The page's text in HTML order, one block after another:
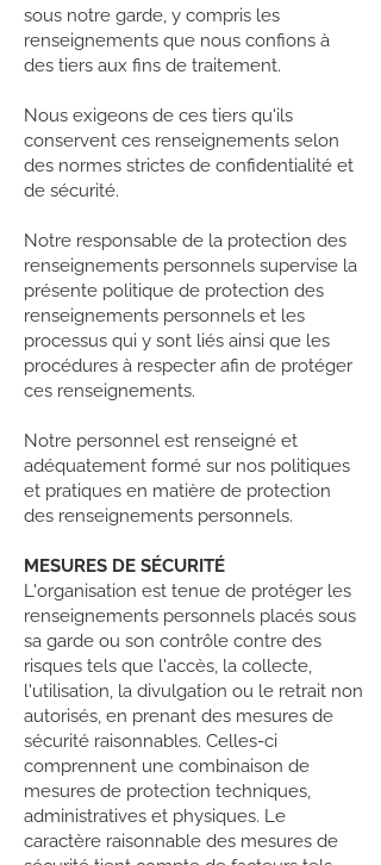
sous notre garde, y compris les
renseignements que nous confions à
des tiers aux fins de traitement.
Nous exigeons de ces tiers qu'ils
conservent ces renseignements selon
des normes strictes de confidentialité et
de sécurité.
Notre responsable de la protection des
renseignements personnels supervise la
présente politique de protection des
renseignements personnels et les
processus qui y sont liés ainsi que les
procédures à respecter afin de protéger
ces renseignements.
Notre personnel est renseigné et
adéquatement formé sur nos politiques
et pratiques en matière de protection
des renseignements personnels.
MESURES DE SÉCURITÉ
L'organisation est tenue de protéger les
renseignements personnels placés sous
sa garde ou son contrôle contre des
risques tels que l'accès, la collecte,
l'utilisation, la divulgation ou le retrait non
autorisés, en prenant des mesures de
sécurité raisonnables. Celles-ci
comprennent une combinaison de
mesures de protection techniques,
administratives et physiques. Le
caractère raisonnable des mesures de